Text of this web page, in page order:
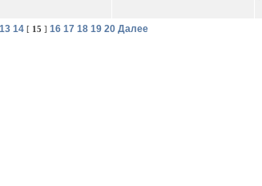
13 14[ 15 ] 16 17 18 19 20 Далее